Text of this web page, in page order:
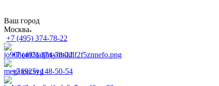
Ваш город
Москва
+7 (495) 374-78-22
+7 (495) 374-78-22
+7 (925) 148-50-54